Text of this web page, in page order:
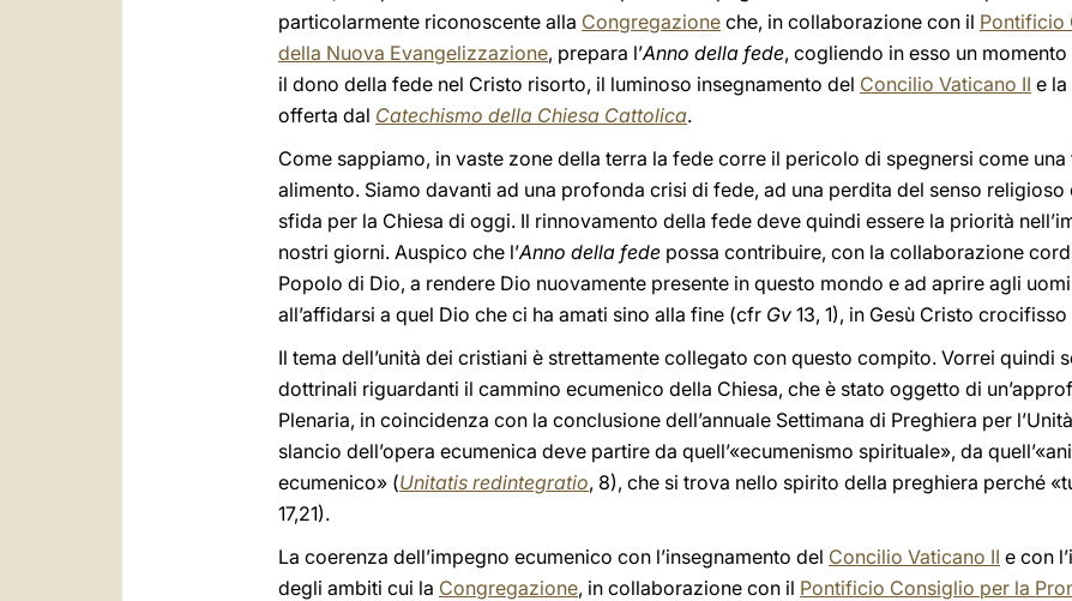
particolarmente riconoscente alla Congregazione che, in collaborazione con il Pontificio
della Nuova Evangelizzazione, prepara l’Anno della fede, cogliendo in esso un
il dono della fede nel Cristo risorto, il luminoso insegnamento del Concilio Vaticano II e
offerta dal Catechismo della Chiesa Cattolica.
Come sappiamo, in vaste zone della terra la fede corre il pericolo di spegnersi come
alimento. Siamo davanti ad una profonda crisi di fede, ad una perdita del senso
sfida per la Chiesa di oggi. Il rinnovamento della fede deve quindi essere la priorità
nostri giorni. Auspico che l’Anno della fede possa contribuire, con la collaborazione
Popolo di Dio, a rendere Dio nuovamente presente in questo mondo e ad aprire agli
all’affidarsi a quel Dio che ci ha amati sino alla fine (cfr Gv 13, 1), in Gesù Cristo
Il tema dell’unità dei cristiani è strettamente collegato con questo compito. Vorrei quindi
dottrinali riguardanti il cammino ecumenico della Chiesa, che è stato oggetto di
Plenaria, in coincidenza con la conclusione dell’annuale Settimana di Preghiera per
slancio dell’opera ecumenica deve partire da quell’«ecumenismo spirituale», da
ecumenico» (Unitatis redintegratio, 8), che si trova nello spirito della preghiera perché
17,21).
La coerenza dell’impegno ecumenico con l’insegnamento del Concilio Vaticano II e con
degli ambiti cui la Congregazione, in collaborazione con il Pontificio Consiglio per la